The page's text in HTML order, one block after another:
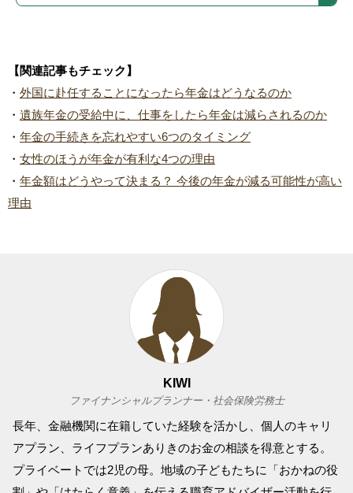
【関連記事もチェック】
・ 外国に赴任することになったら年金はどうなるのか
・ 遺族年金の受給中に、仕事をしたら年金は減らされるのか
・ 年金の手続きを忘れやすい6つのタイミング
・ 女性のほうが年金が有利な4つの理由
・ 年金額はどうやって決まる？ 今後の年金が減る可能性が高い
理由
KIWI
ファイナンシャルプランナー・社会保険労務士
長年、金融機関に在籍していた経験を活かし、個人のキャリ
アプラン、ライフプランありきのお金の相談を得意とする。
プライベートでは2児の母。地域の子どもたちに「おかねの役